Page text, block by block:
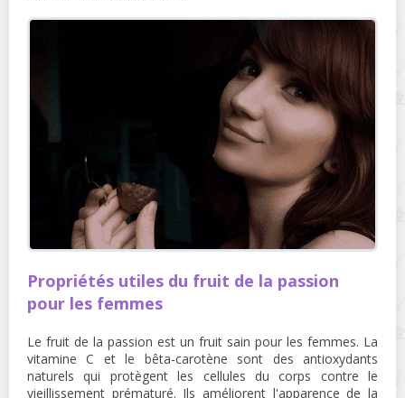
Propriétés utiles du fruit de la passion
pour les femmes
Le fruit de la passion est un fruit sain pour les femmes. La
vitamine C et le bêta-carotène sont des antioxydants
naturels qui protègent les cellules du corps contre le
vieillissement prématuré. Ils améliorent l'apparence de la